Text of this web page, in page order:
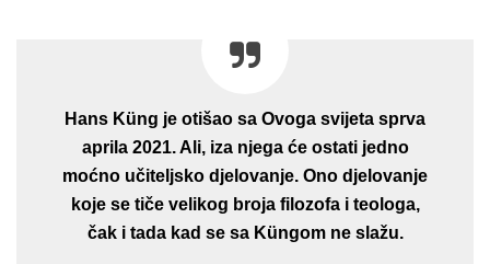
Hans Küng je otišao sa Ovoga svijeta sprva
aprila 2021. Ali, iza njega će ostati jedno
moćno učiteljsko djelovanje. Ono djelovanje
koje se tiče velikog broja filozofa i teologa,
čak i tada kad se sa Küngom ne slažu.